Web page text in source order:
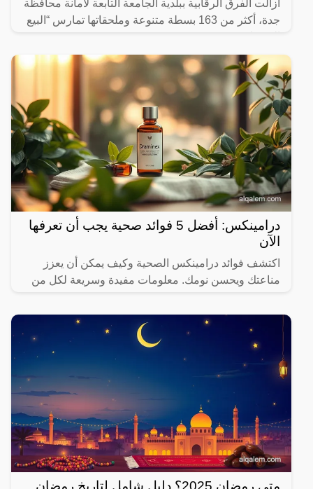
أزالت الفرق الرقابية ببلدية الجامعة التابعة لأمانة محافظة
جدة، أكثر من 163 بسطة متنوعة وملحقاتها تمارس “البيع
درامينكس: أفضل 5 فوائد صحية يجب أن تعرفها
الآن
اكتشف فوائد درامينكس الصحية وكيف يمكن أن يعزز
مناعتك ويحسن نومك. معلومات مفيدة وسريعة لكل من
متى رمضان 2025؟ دليل شامل لتاريخ رمضان